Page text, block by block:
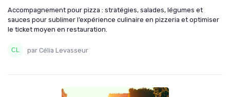
Accompagnement pour pizza : stratégies, salades, légumes et
sauces pour sublimer l’expérience culinaire en pizzeria et optimiser
le ticket moyen en restauration.
par Célia Levasseur